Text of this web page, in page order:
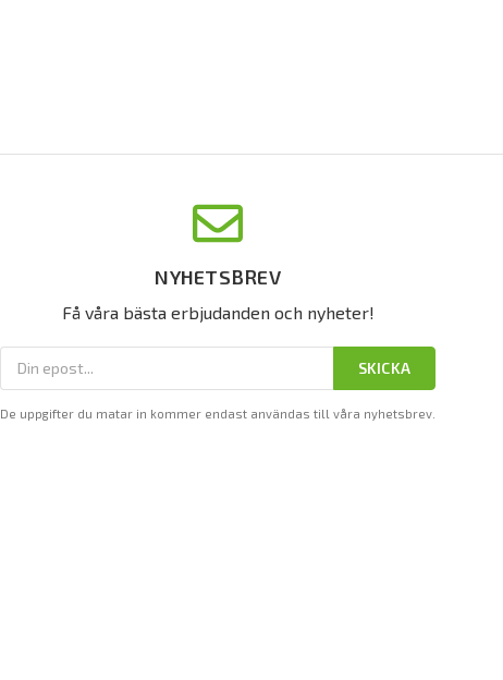
NYHETSBREV
Få våra bästa erbjudanden och nyheter!
SKICKA
De uppgifter du matar in kommer endast användas till våra nyhetsbrev.